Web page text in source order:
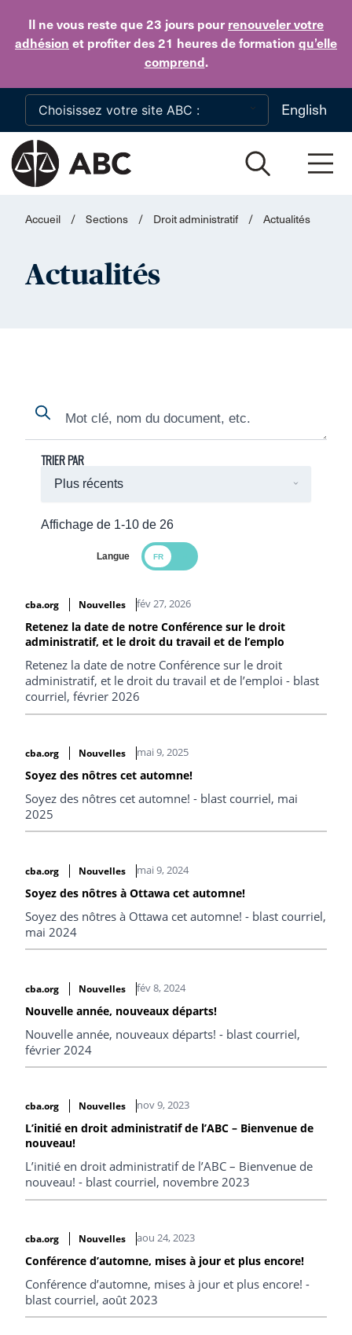
Il ne vous reste que 23 jours pour renouveler votre
adhésion et profiter des 21 heures de formation qu’elle
comprend.
Skip to main content
English
Accueil / Sections / Droit administratif / Actualités
Actualités
Search
Search
Affichage de 1-10 de 26
TRIER PAR
Langue
cba.org
Nouvelles fév 27, 2026
Retenez la date de notre Conférence sur le droit
administratif, et le droit du travail et de l’emplo
Retenez la date de notre Conférence sur le droit
administratif, et le droit du travail et de l’emploi - blast
courriel, février 2026
cba.org Nouvelles mai 9, 2025
Soyez des nôtres cet automne!
Soyez des nôtres cet automne! - blast courriel, mai
2025
cba.org Nouvelles mai 9, 2024
Soyez des nôtres à Ottawa cet automne!
Soyez des nôtres à Ottawa cet automne! - blast courriel,
mai 2024
cba.org Nouvelles fév 8, 2024
Nouvelle année, nouveaux départs!
Nouvelle année, nouveaux départs! - blast courriel,
février 2024
cba.org Nouvelles nov 9, 2023
L’initié en droit administratif de l’ABC – Bienvenue de
nouveau!
L’initié en droit administratif de l’ABC – Bienvenue de
nouveau! - blast courriel, novembre 2023
cba.org Nouvelles aou 24, 2023
Conférence d’automne, mises à jour et plus encore!
Conférence d’automne, mises à jour et plus encore! -
blast courriel, août 2023